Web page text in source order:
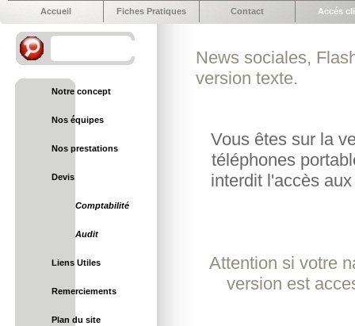
Accueil Fiches Pratiques Contact Accés
Notre concept
Nos équipes
Nos prestations
Devis
Comptabilité
Audit
Liens Utiles
Remerciements
Plan du site
News sociales,
version texte.
Vous êtes sur la
téléphones
interdit l'accès
Attention si votre
version est